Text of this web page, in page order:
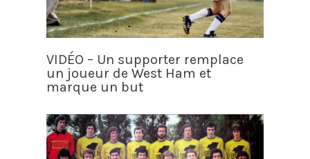
VIDÉO – Un supporter remplace
un joueur de West Ham et
marque un but